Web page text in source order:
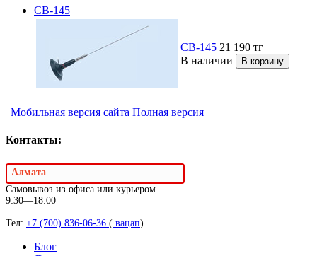
CB-145
CB-145 21 190 тг
В наличии
Мобильная версия сайта Полная версия
Контакты:
Алмата
Самовывоз из офиса или курьером
9:30—18:00
Тел: +7 (700) 836-06-36 ( вацап)
Блог